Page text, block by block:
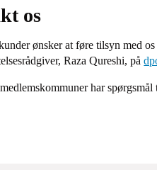
os
ønsker at føre tilsyn med
Raza Qureshi, på
har